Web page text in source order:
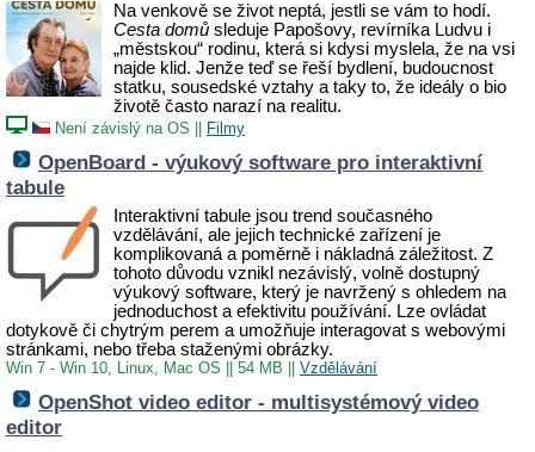
Na venkově se život neptá, jestli se vám to hodí.
Cesta domů sleduje Papošovy, revírníka Ludvu i
„městskou“ rodinu, která si kdysi myslela, že na vsi
najde klid. Jenže teď se řeší bydlení, budoucnost
statku, sousedské vztahy a taky to, že ideály o bio
životě často narazí na realitu.
Není závislý na OS Filmy
OpenBoard - výukový software pro interaktivní
tabule
Interaktivní tabule jsou trend současného
vzdělávání, ale jejich technické zařízení je
komplikovaná a poměrně i nákladná záležitost. Z
tohoto důvodu vznikl nezávislý, volně dostupný
výukový software, který je navržený s ohledem na
jednoduchost a efektivitu používání. Lze ovládat
dotykově či chytrým perem a umožňuje interagovat s webovými
stránkami, nebo třeba staženými obrázky.
Win 7 - Win 10, Linux, Mac OS 54 MB Vzdělávání
OpenShot video editor - multisystémový video
editor